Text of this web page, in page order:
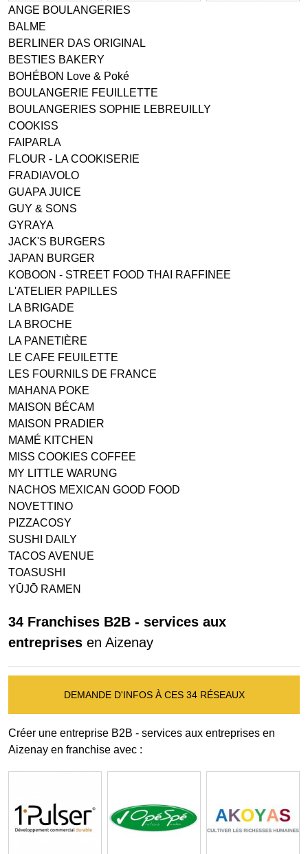
ANGE BOULANGERIES
BALME
BERLINER DAS ORIGINAL
BESTIES BAKERY
BOHÉBON Love & Poké
BOULANGERIE FEUILLETTE
BOULANGERIES SOPHIE LEBREUILLY
COOKISS
FAIPARLA
FLOUR - LA COOKISERIE
FRADIAVOLO
GUAPA JUICE
GUY & SONS
GYRAYA
JACK'S BURGERS
JAPAN BURGER
KOBOON - STREET FOOD THAI RAFFINEE
L'ATELIER PAPILLES
LA BRIGADE
LA BROCHE
LA PANETIÈRE
LE CAFE FEUILETTE
LES FOURNILS DE FRANCE
MAHANA POKE
MAISON BÉCAM
MAISON PRADIER
MAMÉ KITCHEN
MISS COOKIES COFFEE
MY LITTLE WARUNG
NACHOS MEXICAN GOOD FOOD
NOVETTINO
PIZZACOSY
SUSHI DAILY
TACOS AVENUE
TOASUSHI
YŪJŌ RAMEN
34 Franchises B2B - services aux
entreprises en Aizenay
DEMANDE D'INFOS À CES 34 RÉSEAUX
Créer une entreprise B2B - services aux entreprises en
Aizenay en franchise avec :